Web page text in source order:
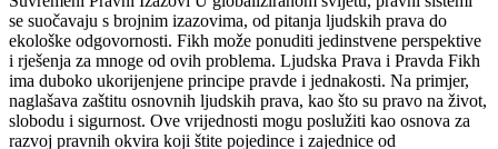
se suočavaju s brojnim izazovima, od pitanja ljudskih prava do
ekološke odgovornosti. Fikh može ponuditi jedinstvene perspektive
i rješenja za mnoge od ovih problema. Ljudska Prava i Pravda Fikh
ima duboko ukorijenjene principe pravde i jednakosti. Na primjer,
naglašava zaštitu osnovnih ljudskih prava, kao što su pravo na život,
slobodu i sigurnost. Ove vrijednosti mogu poslužiti kao osnova za
razvoj pravnih okvira koji štite pojedince i zajednice od